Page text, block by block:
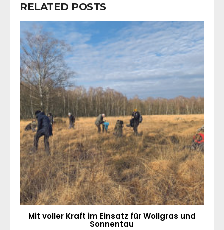
RELATED POSTS
Mit voller Kraft im Einsatz für Wollgras und
Sonnentau